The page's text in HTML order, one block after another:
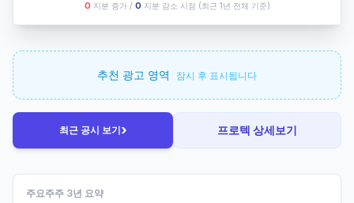
O 지분 증가 / O 지분 감소 시점 (최근 1년 전체 기준)
추천 광고 영역 잠시 후 표시됩니다
최근 공시 보기› 프로텍 상세보기
주요주주 3년 요약